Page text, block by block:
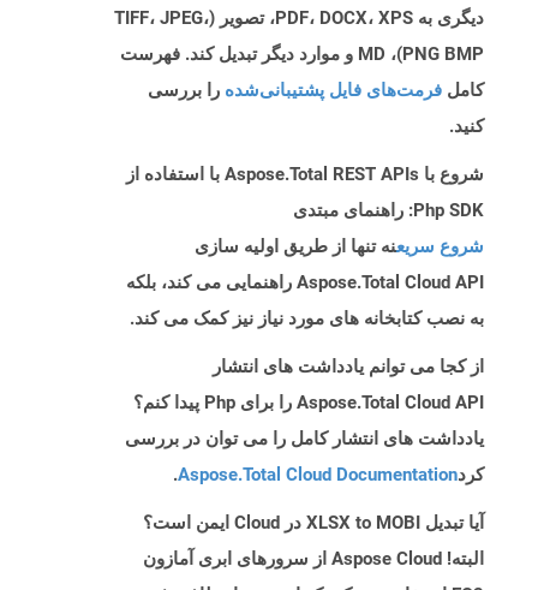
دیگری به PDF، DOCX، XPS، تصویر (TIFF، JPEG،
PNG BMP)، MD و موارد دیگر تبدیل کند. فهرست
کامل فرمت‌های فایل پشتیبانی‌شده را بررسی
کنید.
شروع با Aspose.Total REST APIs با استفاده از
Php SDK: راهنمای مبتدی
شروع سریعنه تنها از طریق اولیه سازی
Aspose.Total Cloud API راهنمایی می کند، بلکه
به نصب کتابخانه های مورد نیاز نیز کمک می کند.
از کجا می توانم یادداشت های انتشار
Aspose.Total Cloud API را برای Php پیدا کنم؟
یادداشت های انتشار کامل را می توان در بررسی
کردAspose.Total Cloud Documentation
.
آیا تبدیل XLSX to MOBI در Cloud ایمن است؟
البته! Aspose Cloud از سرورهای ابری آمازون